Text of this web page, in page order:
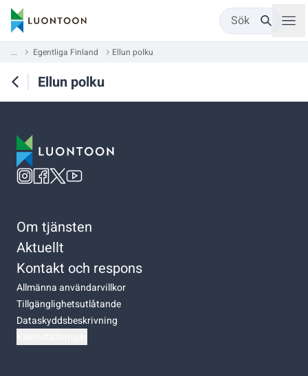
Sök
... Egentliga Finland Ellun polku
Ellun polku
Om tjänsten
Aktuellt
Kontakt och respons
Allmänna användarvillkor
Tillgänglighetsutlåtande
Dataskyddsbeskrivning